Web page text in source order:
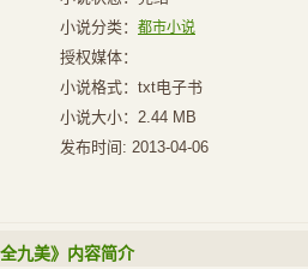
小说分类： 都市小说
授权媒体：
小说格式：txt电子书
小说大小： 2.44 MB
发布时间: 2013-04-06
九美》内容简介